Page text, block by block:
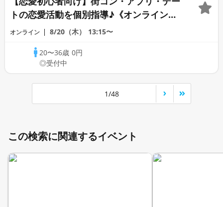
トの恋愛活動を個別指導♪《オンラインカ
ウンセリング》
オンライン 8/20（木） 13:15〜
20〜36歳0円
◎受付中
1/48
この検索に関連するイベント